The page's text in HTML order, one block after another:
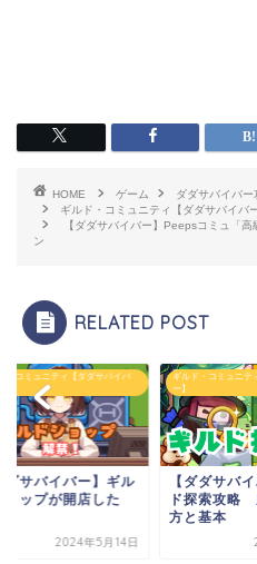
HOME ゲーム
ダダサバイバー
ギルド・コミュニティ【ダダサバイバー
【ダダサバイバー】Peepsコミュ「
ン
RELATED POST
・コミュニティ【ダダサバイバ
ダサバイバー】ギル
ョップが開店した
2024年5月14日
ギルド・コミュニテ
ー】
【ダダサバ
ド探索攻略
方と基本